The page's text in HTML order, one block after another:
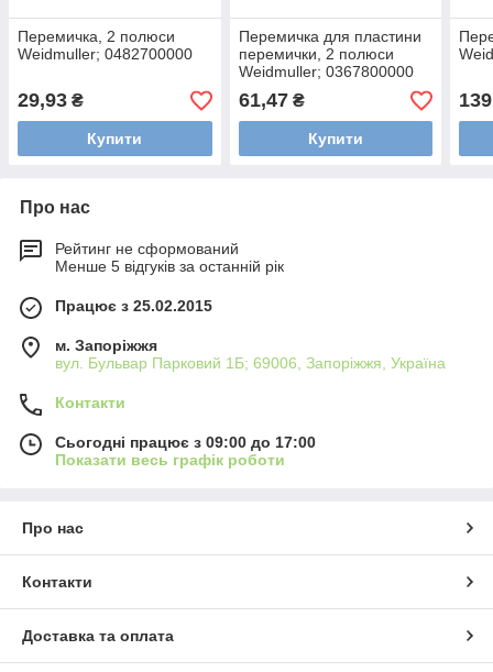
Перемичка, 2 полюси
Weidmuller; 0482700000
29,93 ₴
Купити
Перемичка для пластини
перемички, 2 полюси
Weidmuller; 0367800000
61,47₴
Купити
Про нас
Рейтинг не сформований
Менше 5 відгуків за останній рік
Працює з 25.02.2015
м. Запоріжжя
вул. Бульвар Парковий 1Б; 69006, Запоріжжя, Україна
Контакти
Сьогодні працює з 09:00 до 17:00
Показати весь графік роботи
Про нас
Контакти
Доставка та оплата